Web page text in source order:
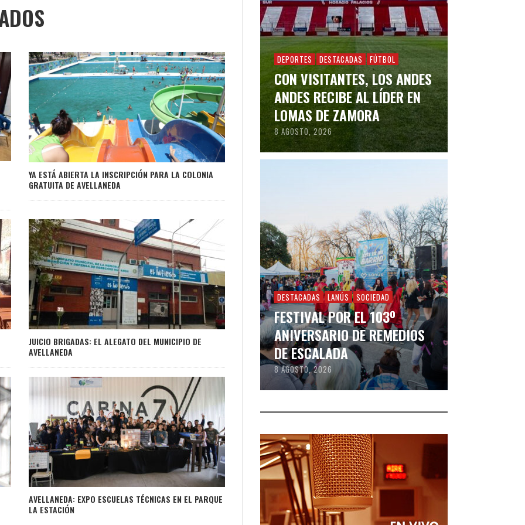
YA ESTÁ ABIERTA LA INSCRIPCIÓN PARA LA COLONIA
GRATUITA DE AVELLANEDA
JUICIO BRIGADAS: EL ALEGATO DEL MUNICIPIO DE
AVELLANEDA
AVELLANEDA: EXPO ESCUELAS TÉCNICAS EN EL PARQUE
LA ESTACIÓN
DEPORTES DESTACADAS FÚTBOL
CON VISITANTES, LOS ANDES
ANDES RECIBE AL LÍDER EN
LOMAS DE ZAMORA
8 AGOSTO, 2026
DESTACADAS LANÚS SOCIEDAD
FESTIVAL POR EL 103º
ANIVERSARIO DE REMEDIOS
DE ESCALADA
8 AGOSTO, 2026